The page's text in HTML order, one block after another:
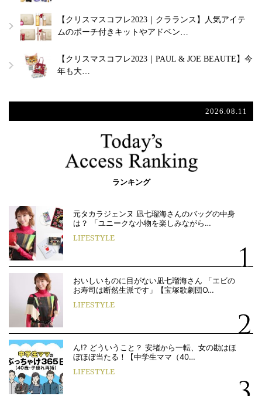
【クリスマスコフレ2023｜クラランス】人気アイテ
ムのポーチ付きキットやアドベン…
【クリスマスコフレ2023｜PAUL & JOE BEAUTE】今
年も大…
2026.08.11
ランキング
元タカラジェンヌ 凪七瑠海さんのバッグの中身
は？ 「ユニークな小物を楽しみながら…
LIFESTYLE
おいしいものに目がない凪七瑠海さん 「エビの
お寿司は断然生派です」【宝塚歌劇団O…
LIFESTYLE
ん!? どういうこと？ 安堵から一転、女の勘はほ
ぼほぼ当たる！【中学生ママ（40…
LIFESTYLE